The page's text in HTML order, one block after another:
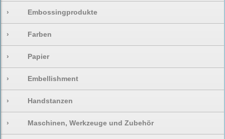
› Embossingprodukte
› Farben
› Papier
› Embellishment
› Handstanzen
› Maschinen, Werkzeuge und Zubehör